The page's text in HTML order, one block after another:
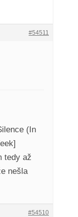
#54511
(In
tedy až
nešla
#54510